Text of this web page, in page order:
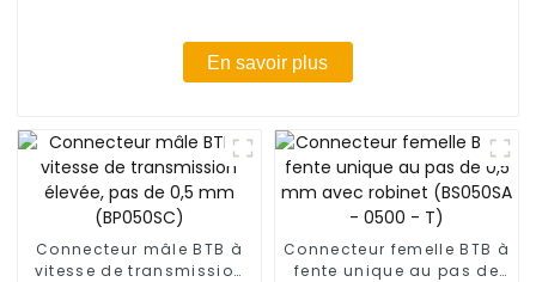
En savoir plus
Connecteur mâle BTB à
vitesse de transmission
Connecteur femelle BTB à
fente unique au pas de